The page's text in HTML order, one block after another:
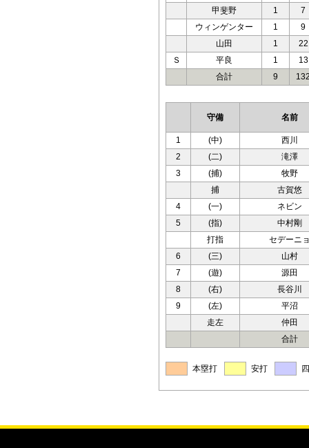
甲斐野
1
7
ウィンゲンター
1
9
山田
1
22
Ｓ
平良 1
13
合計
9
守備 名前
1 (中)
西川
2
(二)
滝澤
3
(捕)
牧野
捕
古賀悠
4
(一)
ネビン
5
(指)
中村剛
打指
セデーニ
6
(三)
山村
7
(遊)
源田
8
(右)
長谷川
9
(左)
平沼
走左
仲田
合計
本塁打 安打